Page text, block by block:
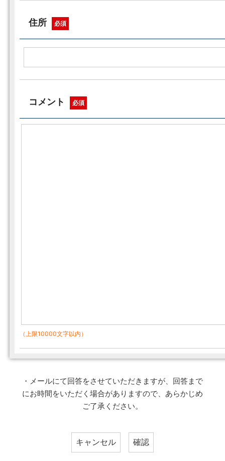
住所 必須
コメント 必須
（上限10000文字以内）
・メールにて回答をさせていただきますが、回答まで
にお時間をいただく場合がありますので、あらかじめ
ご了承ください。